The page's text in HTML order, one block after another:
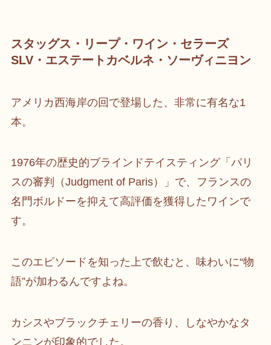
スタッグス・リープ・ワイン・セラーズ
SLV・エステートカベルネ・ソーヴィニヨン
アメリカ西海岸の回で登場した、非常に有名な1
本。
1976年の歴史的ブラインドテイスティング「パリ
スの審判（Judgment of Paris）」で、フランスの
名門ボルドーを抑えて高評価を獲得したワインで
す。
このエピソードを知った上で飲むと、味わいに“物
語”が加わるんですよね。
カシスやブラックチェリーの香り、しなやかなタ
ンニンが印象的でした。